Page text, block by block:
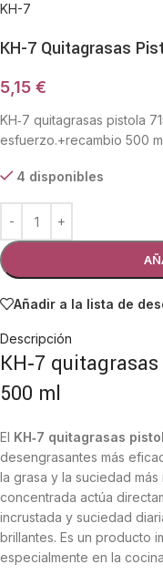
KH-7
KH-7 Quitagrasas
5,15 €
KH‑7 quitagrasas pistola
esfuerzo.+recambio 500
4 disponibles
Añadir a la lista de
Descripción
KH‑7
500 ml
El KH‑7 quitagrasas
desengrasantes más
la grasa y la suciedad
concentrada actúa
incrustada y suciedad
brillantes. Es un producto
especialmente en la